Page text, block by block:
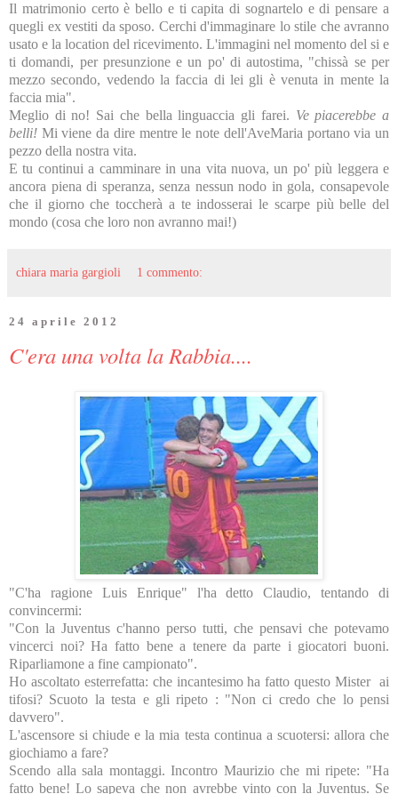
Il matrimonio certo è bello e ti capita di sognartelo e di pensare a
quegli ex vestiti da sposo. Cerchi d'immaginare lo stile che avranno
usato e la location del ricevimento. L'immagini nel momento del si e
ti domandi, per presunzione e un po' di autostima, "chissà se per
mezzo secondo, vedendo la faccia di lei gli è venuta in mente la
faccia mia".
Meglio di no! Sai che bella linguaccia gli farei. Ve piacerebbe a
belli! Mi viene da dire mentre le note dell'AveMaria portano via un
pezzo della nostra vita.
E tu continui a camminare in una vita nuova, un po' più leggera e
ancora piena di speranza, senza nessun nodo in gola, consapevole
che il giorno che toccherà a te indosserai le scarpe più belle del
mondo (cosa che loro non avranno mai!)
chiara maria gargioli 1 commento:
24 aprile 2012
C'era una volta la Rabbia....
"C'ha ragione Luis Enrique" l'ha detto Claudio, tentando di
convincermi:
"Con la Juventus c'hanno perso tutti, che pensavi che potevamo
vincerci noi? Ha fatto bene a tenere da parte i giocatori buoni.
Riparliamone a fine campionato".
Ho ascoltato esterrefatta: che incantesimo ha fatto questo Mister ai
tifosi? Scuoto la testa e gli ripeto : "Non ci credo che lo pensi
davvero".
L'ascensore si chiude e la mia testa continua a scuotersi: allora che
giochiamo a fare?
Scendo alla sala montaggi. Incontro Maurizio che mi ripete: "Ha
fatto bene! Lo sapeva che non avrebbe vinto con la Juventus. Se